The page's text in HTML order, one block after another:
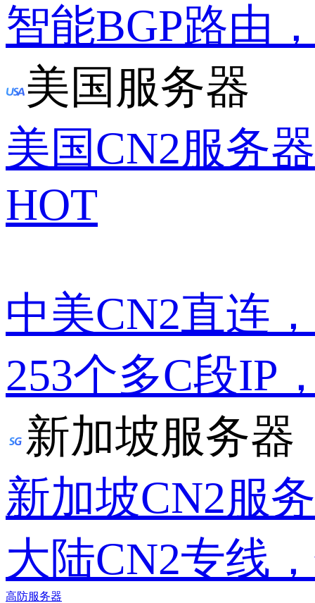
智能BGP路由
美国服务器
美国CN2服务器
HOT
中美CN2直连
253个多C段IP
新加坡服务器
新加坡CN2服
大陆CN2专线
高防服务器